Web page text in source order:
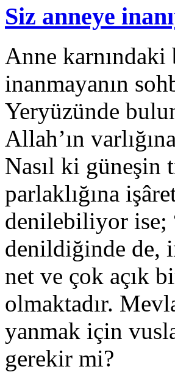
Siz anneye
Anne
inanmayanın
Yeryüzünde
Allah’ın
Nasıl ki güneşin
parlaklığına
denilebiliyor ise;
denildiğinde de,
net ve çok açık
olmaktadır.
yanmak için
gerekir mi?